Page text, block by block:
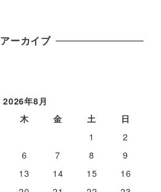
アーカイブ
2026年8月
木 金 土
日
1
2
6 7 8
9
13 14 15
16